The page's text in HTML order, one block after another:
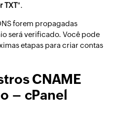
TXT".
forem propagadas
será verificado. Você pode
etapas para criar contas
CNAME
– cPanel